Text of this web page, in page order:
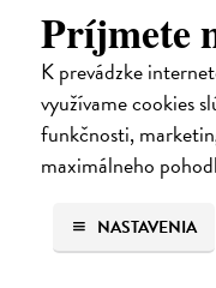
Príjmete
K prevádzke
využívame cookies
funkčnosti,
maximálneho
NASTAVENIA
Ďalšie z